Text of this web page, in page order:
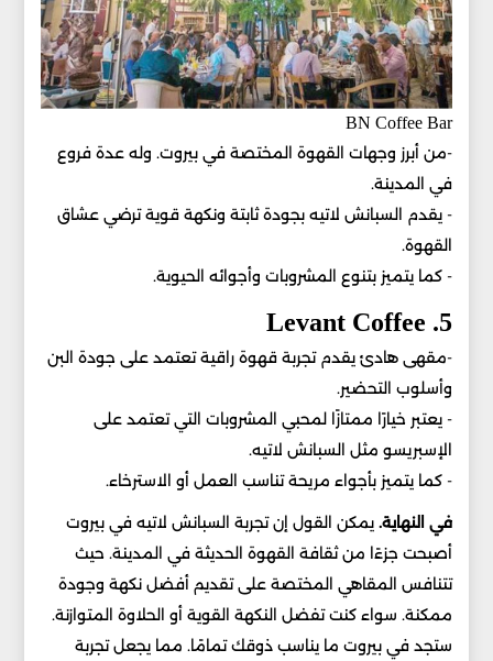
BN Coffee Bar
-من أبرز وجهات القهوة المختصة في بيروت. وله عدة فروع
في المدينة.
- يقدم السبانش لاتيه بجودة ثابتة ونكهة قوية ترضي عشاق
القهوة.
- كما يتميز بتنوع المشروبات وأجوائه الحيوية.
5. Levant Coffee
-مقهى هادئ يقدم تجربة قهوة راقية تعتمد على جودة البن
وأسلوب التحضير.
- يعتبر خيارًا ممتازًا لمحبي المشروبات التي تعتمد على
الإسبريسو مثل السبانش لاتيه.
- كما يتميز بأجواء مريحة تناسب العمل أو الاسترخاء.
في النهاية. يمكن القول إن تجربة السبانش لاتيه في بيروت
أصبحت جزءًا من ثقافة القهوة الحديثة في المدينة. حيث
تتنافس المقاهي المختصة على تقديم أفضل نكهة وجودة
ممكنة. سواء كنت تفضل النكهة القوية أو الحلاوة المتوازنة.
ستجد في بيروت ما يناسب ذوقك تمامًا. مما يجعل تجربة